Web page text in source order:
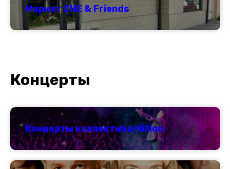
Маркет CHE & Friends
Концерты
Концерты коллектива Million